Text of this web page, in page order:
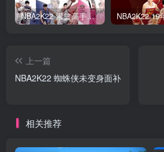
NBA2K22 灌篮高手面补合集
上一篇
NBA2K22 蜘蛛侠未变身面补
相关推荐